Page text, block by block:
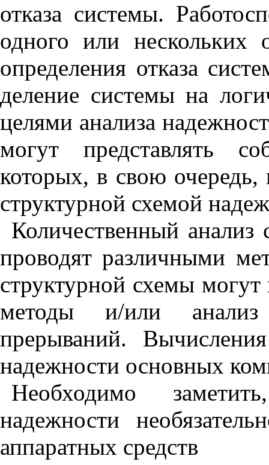
отказа системы.
одного или нескольких
определения отказа
деление системы на
целями анализа
могут представлять
которых, в свою очередь,
структурной схемой
Количественный анализ
проводят различными
структурной схемы могут
методы и/или
прерываний.
надежности основных
Необходимо
надежности
аппаратных средств